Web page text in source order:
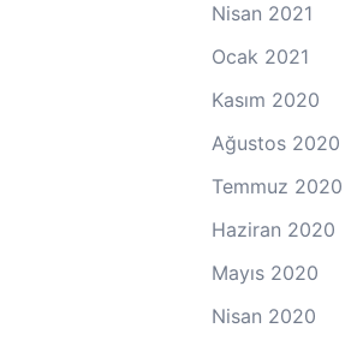
Nisan 2021
Ocak 2021
Kasım 2020
Ağustos 2020
Temmuz 2020
Haziran 2020
Mayıs 2020
Nisan 2020